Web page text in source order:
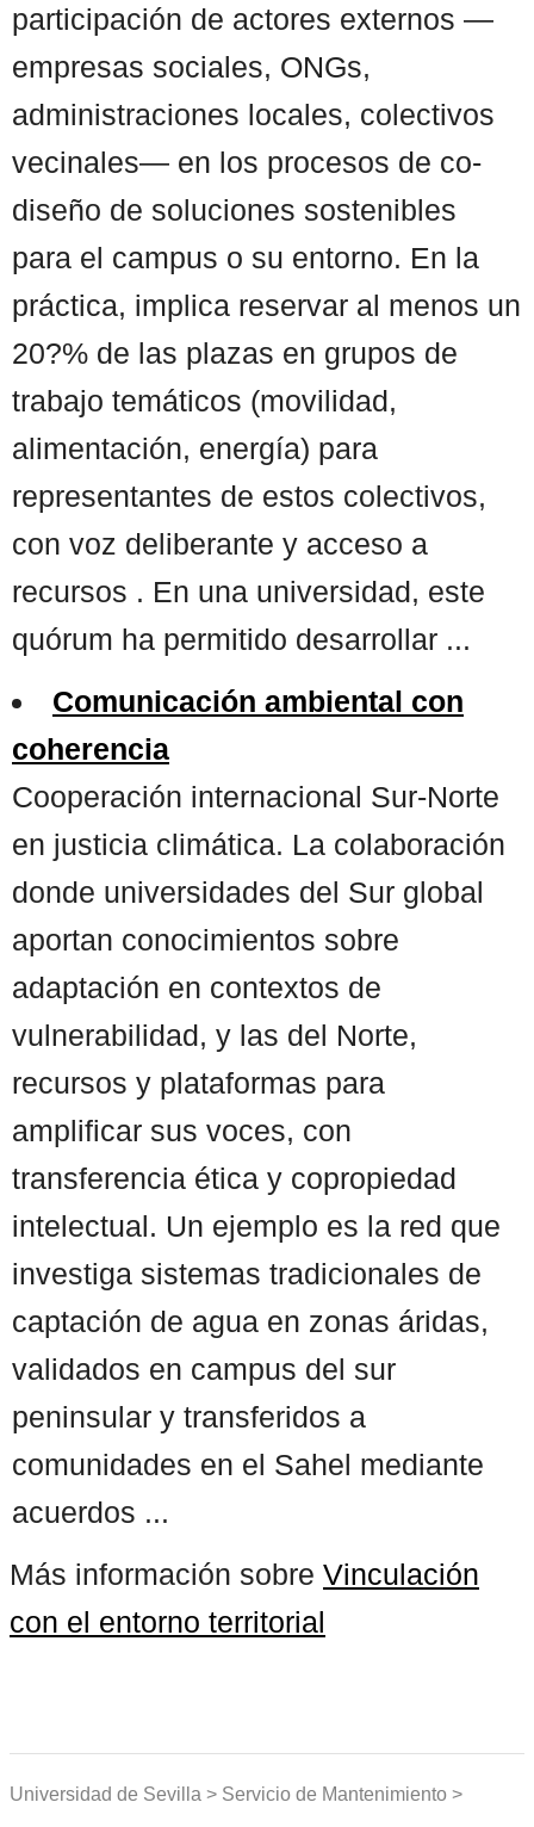
participación de actores externos —
empresas sociales, ONGs,
administraciones locales, colectivos
vecinales— en los procesos de co-
diseño de soluciones sostenibles
para el campus o su entorno. En la
práctica, implica reservar al menos un
20?% de las plazas en grupos de
trabajo temáticos (movilidad,
alimentación, energía) para
representantes de estos colectivos,
con voz deliberante y acceso a
recursos . En una universidad, este
quórum ha permitido desarrollar ...
Comunicación ambiental con
coherencia
Cooperación internacional Sur-Norte
en justicia climática. La colaboración
donde universidades del Sur global
aportan conocimientos sobre
adaptación en contextos de
vulnerabilidad, y las del Norte,
recursos y plataformas para
amplificar sus voces, con
transferencia ética y copropiedad
intelectual. Un ejemplo es la red que
investiga sistemas tradicionales de
captación de agua en zonas áridas,
validados en campus del sur
peninsular y transferidos a
comunidades en el Sahel mediante
acuerdos ...
Más información sobre Vinculación
con el entorno territorial
Universidad de Sevilla > Servicio de Mantenimiento >